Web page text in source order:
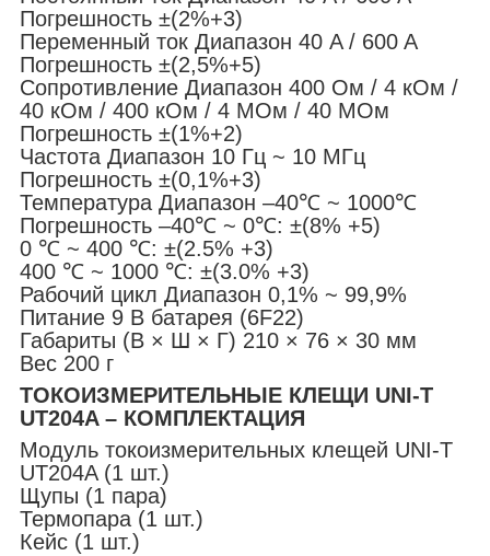
Погрешность ±(2%+3)
Переменный ток Диапазон 40 A / 600 A
Погрешность ±(2,5%+5)
Сопротивление Диапазон 400 Ом / 4 кОм /
40 кОм / 400 кОм / 4 МОм / 40 МОм
Погрешность ±(1%+2)
Частота Диапазон 10 Гц ~ 10 МГц
Погрешность ±(0,1%+3)
Температура Диапазон –40℃ ~ 1000℃
Погрешность –40℃ ~ 0℃: ±(8% +5)
0 ℃ ~ 400 ℃: ±(2.5% +3)
400 ℃ ~ 1000 ℃: ±(3.0% +3)
Рабочий цикл Диапазон 0,1% ~ 99,9%
Питание 9 В батарея (6F22)
Габариты (В × Ш × Г) 210 × 76 × 30 мм
Вес 200 г
ТОКОИЗМЕРИТЕЛЬНЫЕ КЛЕЩИ UNI-T
UT204A – КОМПЛЕКТАЦИЯ
Модуль токоизмерительных клещей UNI-T
UT204A (1 шт.)
Щупы (1 пара)
Термопара (1 шт.)
Кейс (1 шт.)